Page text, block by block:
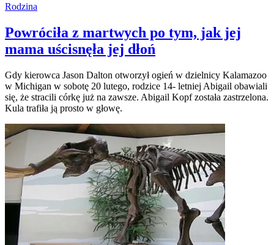
Rodzina
Powróciła z martwych po tym, jak jej
mama uścisnęła jej dłoń
Gdy kierowca Jason Dalton otworzył ogień w dzielnicy Kalamazoo
w Michigan w sobotę 20 lutego, rodzice 14- letniej Abigail obawiali
się, że stracili córkę już na zawsze. Abigail Kopf została zastrzelona.
Kula trafiła ją prosto w głowę.